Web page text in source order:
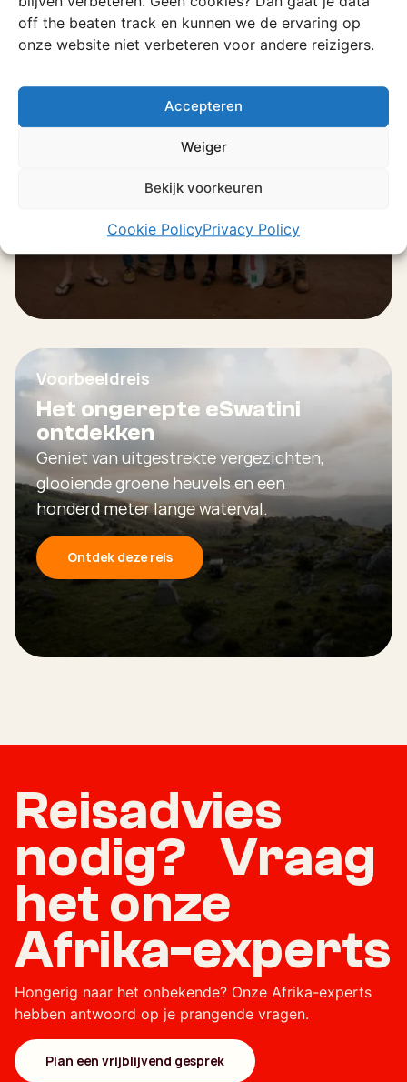
off the beaten track en kunnen we de ervaring op
onze website niet verbeteren voor andere reizigers.
Accepteren
Weiger
Bekijk voorkeuren
Cookie PolicyPrivacy Policy
Ervaring
Met Sipho leer je eSwatini kennen op de
Voorbeeldreis
Het ongerepte eSwatini
ontdekken
Geniet van uitgestrekte vergezichten,
glooiende groene heuvels en een
honderd meter lange waterval.
Ontdek deze reis
Reisadvies
nodig? Vraag
het onze
Afrika-experts
Hongerig naar het onbekende? Onze Afrika-experts
hebben antwoord op je prangende vragen.
Plan een vrijblijvend gesprek